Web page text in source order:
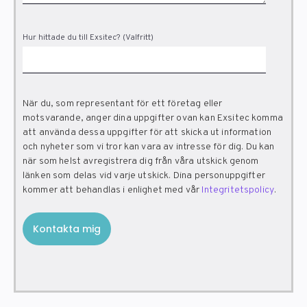
Hur hittade du till Exsitec? (Valfritt)
När du, som representant för ett företag eller
motsvarande, anger dina uppgifter ovan kan Exsitec komma
att använda dessa uppgifter för att skicka ut information
och nyheter som vi tror kan vara av intresse för dig. Du kan
när som helst avregistrera dig från våra utskick genom
länken som delas vid varje utskick. Dina personuppgifter
kommer att behandlas i enlighet med vår Integritetspolicy.